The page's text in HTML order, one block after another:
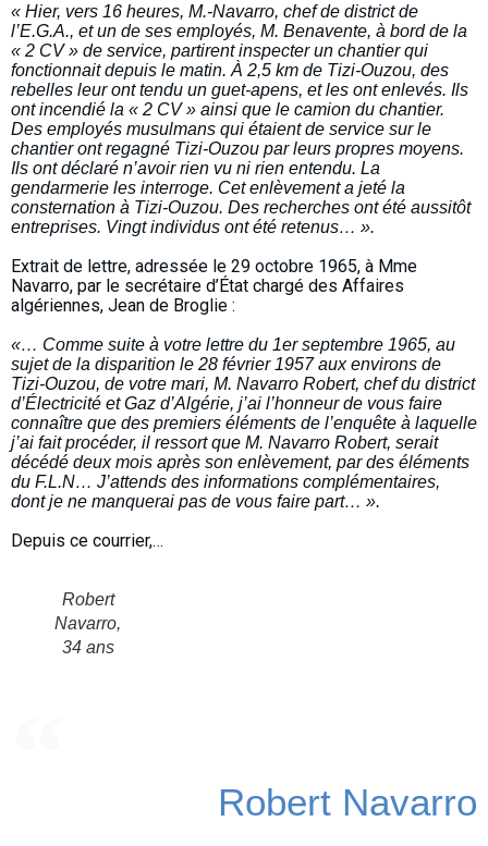
« Hier, vers 16 heures, M.-Navarro, chef de district de
l’E.G.A., et un de ses employés, M. Benavente, à bord de la
« 2 CV » de service, partirent inspecter un chantier qui
fonctionnait depuis le matin. À 2,5 km de Tizi-Ouzou, des
rebelles leur ont tendu un guet-apens, et les ont enlevés. Ils
ont incendié la « 2 CV » ainsi que le camion du chantier.
Des employés musulmans qui étaient de service sur le
chantier ont regagné Tizi-Ouzou par leurs propres moyens.
Ils ont déclaré n’avoir rien vu ni rien entendu. La
gendarmerie les interroge. Cet enlèvement a jeté la
consternation à Tizi-Ouzou. Des recherches ont été aussitôt
entreprises. Vingt individus ont été retenus… ».
Extrait de lettre, adressée le 29 octobre 1965, à Mme
Navarro, par le secrétaire d’État chargé des Affaires
algériennes, Jean de Broglie :
«… Comme suite à votre lettre du 1er septembre 1965, au
sujet de la disparition le 28 février 1957 aux environs de
Tizi-Ouzou, de votre mari, M. Navarro Robert, chef du district
d’Électricité et Gaz d’Algérie, j’ai l’honneur de vous faire
connaître que des premiers éléments de l’enquête à laquelle
j’ai fait procéder, il ressort que M. Navarro Robert, serait
décédé deux mois après son enlèvement, par des éléments
du F.L.N… J’attends des informations complémentaires,
dont je ne manquerai pas de vous faire part… ».
Depuis ce courrier,…
Robert
Navarro,
34 ans
Robert Navarro